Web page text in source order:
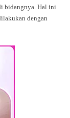
bidangnya. Hal ini
dengan